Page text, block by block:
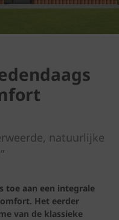
natuurlijke
toe aan een integrale
Het eerder
van de klassieke